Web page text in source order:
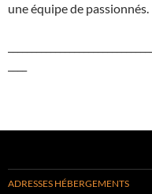
une équipe de passionnés.
ADRESSES HÉBERGEMENTS